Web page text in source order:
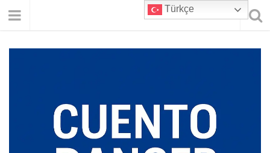
Türkçe